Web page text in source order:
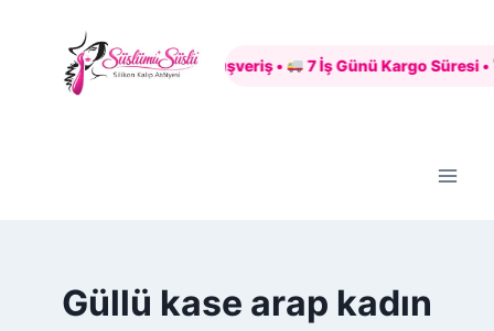
content
Güvenli Alışveriş • 7 İş Günü Kargo Süresi •
Güllü kase arap kadın